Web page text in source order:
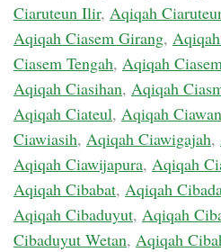
Ciaruteun Ilir, Aqiqah
Aqiqah Ciasem Girang,
Ciasem Tengah, Aqiqah
Aqiqah Ciasihan, Aqiqah
Aqiqah Ciateul, Aqiqah
Ciawiasih, Aqiqah Ciawigajah,
Aqiqah Ciawijapura, Aqiqah
Aqiqah Cibabat, Aqiqah
Aqiqah Cibaduyut, Aqiqah
Cibaduyut Wetan, Aqiqah